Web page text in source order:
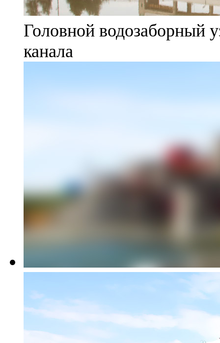
Головной водозаборный
канала